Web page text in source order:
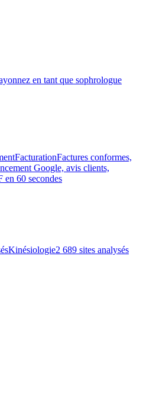
en tant que sophrologue
FacturationFactures conformes,
Google, avis clients,
en 60 secondes
Kinésiologie2 689 sites analysés